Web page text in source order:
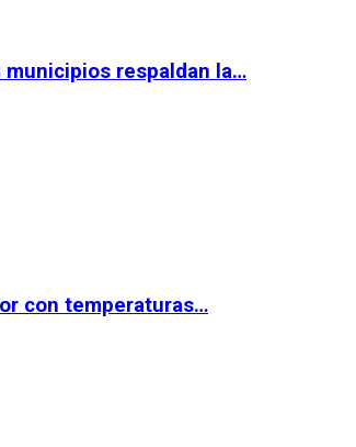
municipios respaldan la…
con temperaturas…